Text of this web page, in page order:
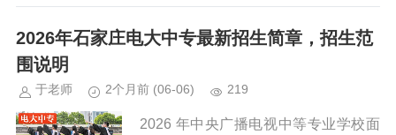
专业导致后期无法用于二建、初会、教
2026年石家庄电大中专最新招生简章，招生范
围说明
于老师 2个月前 (06-06) 219
2026 年中央广播电视中等专业学校面